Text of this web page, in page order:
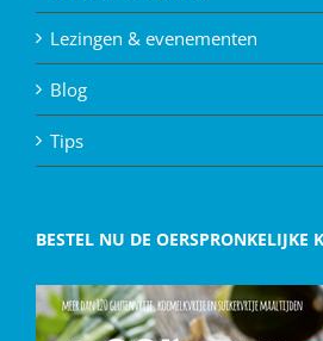
Lezingen & evenementen
Blog
Tips
BESTEL NU DE OERSPRONKELIJKE